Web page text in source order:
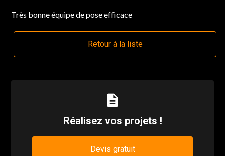
Très bonne équipe de pose efficace
Retour à la liste
description
Réalisez vos projets !
Devis gratuit